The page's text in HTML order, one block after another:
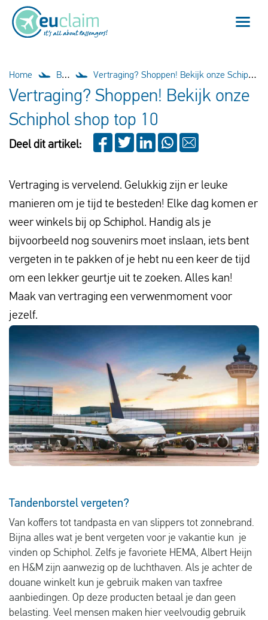
Vluchtproblemen
Vlucht gewijzigd
Aansluiting gemist
Over ons
Contact
Vlucht vertraagd
Vlucht geannuleerd
Inloggen
Home Blog Vertraging? Shoppen! Bekijk onze Schiphol shop top 10
Vertraging? Shoppen! Bekijk onze
Schiphol shop top 10
Deel dit artikel:
Vertraging is vervelend. Gelukkig zijn er leuke
manieren om je tijd te besteden! Elke dag komen er
weer winkels bij op Schiphol. Handig als je
bijvoorbeeld nog souvenirs moet inslaan, iets bent
vergeten in te pakken of je hebt nu een keer de tijd
om een lekker geurtje uit te zoeken. Alles kan!
Maak van vertraging een verwenmoment voor
jezelf.
Tandenborstel vergeten?
Van koffers tot tandpasta en van slippers tot zonnebrand.
Bijna alles wat je bent vergeten voor je vakantie kun je
vinden op Schiphol. Zelfs je favoriete HEMA, Albert Heijn
en H&M zijn aanwezig op de luchthaven. Als je achter de
douane winkelt kun je gebruik maken van taxfree
aanbiedingen. Op deze producten betaal je dan geen
belasting. Veel mensen maken hier veelvoudig gebruik